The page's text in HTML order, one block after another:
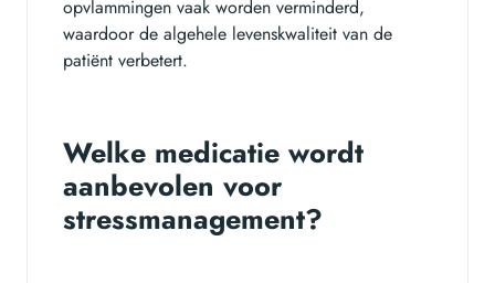
opvlammingen vaak worden verminderd,
waardoor de algehele levenskwaliteit van de
patiënt verbetert.
Welke medicatie wordt
aanbevolen voor
stressmanagement?